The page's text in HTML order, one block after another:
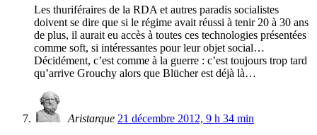
Les thuriféraires de la RDA et autres paradis socialistes
doivent se dire que si le régime avait réussi à tenir 20 à 30 ans
de plus, il aurait eu accès à toutes ces technologies présentées
comme soft, si intéressantes pour leur objet social…
Décidément, c’est comme à la guerre : c’est toujours trop tard
qu’arrive Grouchy alors que Blücher est déjà là…
Aristarque 21 décembre 2012, 9 h 34 min